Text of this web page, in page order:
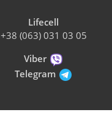
Lifecell
+38 (063) 031 03 05
Viber
Telegram